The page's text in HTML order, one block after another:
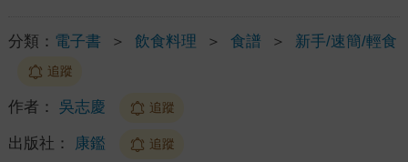
分類： 電子書 ＞ 飲食料理 ＞ 食譜 ＞ 新手/速簡/輕食
追蹤
作者： 吳志慶 追蹤
出版社： 康鑑 追蹤